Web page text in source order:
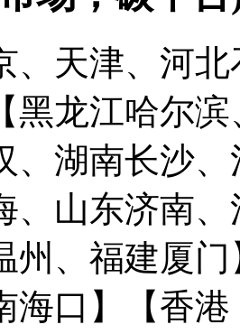
、天津、河
黑龙江哈尔
、湖南长沙
、山东济南
州、福建厦门
口】
【香